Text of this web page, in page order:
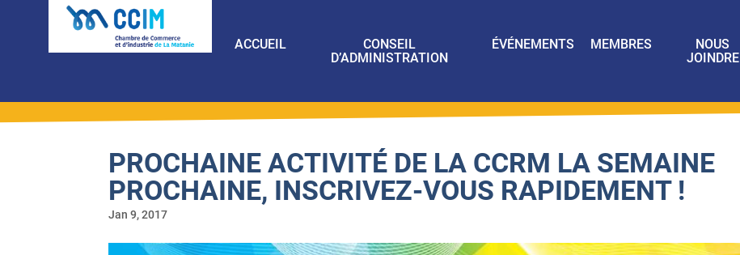
ACCUEIL
CONSEIL
D’ADMINISTRATION
ÉVÉNEMENTS MEMBRES
NOUS
JOINDRE
PROCHAINE ACTIVITÉ DE LA CCRM LA SEMAINE
PROCHAINE, INSCRIVEZ-VOUS RAPIDEMENT !
Jan 9, 2017